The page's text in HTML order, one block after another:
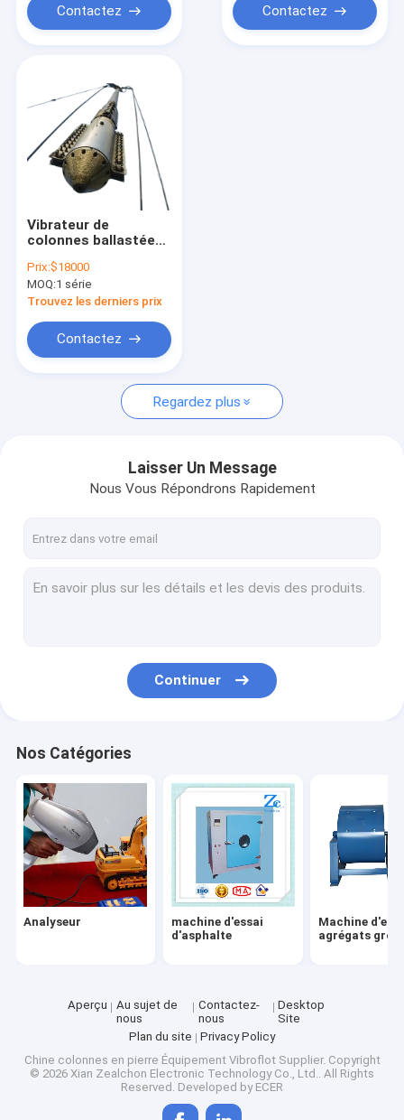
Machine d'essai de sol
machine d'essais de sous-couches et de pavés
Surfaces de pavage en sous-sol
Four de fonte d'or
Four de fonte d'or
machine de fabrication de chaînes de bijoux
Machines d'essai pour la géosynthèse
Essai de boue
générateur d'ozone
Forage de forage
Contactez
compactage du sable
et pieux en colonnes
de pierres
Contactez
Vibrateur de
colonnes ballastées
Prix:$18000
MOQ:1 série
Trouvez les derniers prix
Contactez
Regardez plus
Laisser Un Message
Nous Vous Répondrons Rapidement
Continuer
Nos Catégories
Analyseur
machine d'essai
d'asphalte
Machine
agrégats
Aperçu
Au sujet de
nous
Contactez-
nous
Desktop
Site
Plan du site
Privacy Policy
Chine colonnes en pierre Équipement Vibroflot Supplier. Copyright
© 2026 Xian Zealchon Electronic Technology Co., Ltd.. All Rights
Reserved. Developed by ECER